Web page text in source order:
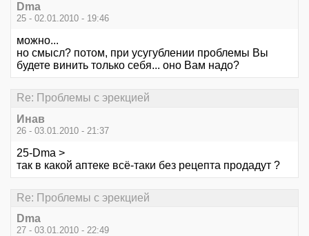
Dma
25 - 02.01.2010 - 19:46
можно...
но смысл? потом, при усугублении проблемы Вы
будете винить только себя... оно Вам надо?
Re: Проблемы с эрекцией
Инав
26 - 03.01.2010 - 21:37
25-Dma >
так в какой аптеке всё-таки без рецепта продадут ?
Re: Проблемы с эрекцией
Dma
27 - 03.01.2010 - 22:49